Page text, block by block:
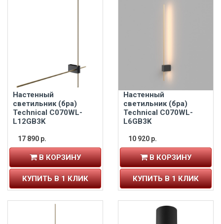
Настенный
светильник (бра)
Technical C070WL-
L12GB3K
17 890 р.
В КОРЗИНУ
КУПИТЬ В 1 КЛИК
Настенный
светильник (бра)
Technical C070WL-
L6GB3K
10 920 р.
В КОРЗИНУ
КУПИТЬ В 1 КЛИК